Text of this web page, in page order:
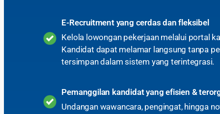
E-Recruitment yang cerdas dan fleksibel
Kelola lowongan pekerjaan melalui portal
Kandidat dapat melamar langsung tanpa
tersimpan dalam sistem yang terintegrasi.
Pemanggilan kandidat yang efisien &
Undangan wawancara, pengingat, hingga